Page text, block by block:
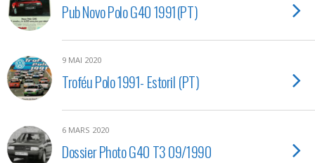
Pub Novo Polo G40 1991(PT)
9 MAI 2020
Troféu Polo 1991- Estoril (PT)
6 MARS 2020
Dossier Photo G40 T3 09/1990